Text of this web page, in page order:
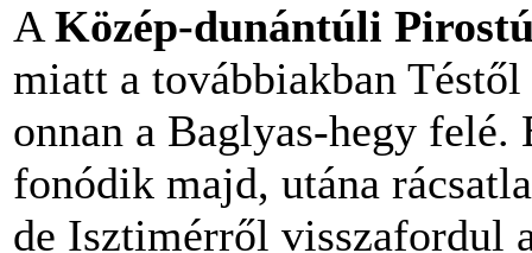
A Közép-dunántúli
miatt a továbbiakban
onnan a Baglyas-hegy felé.
fonódik majd, utána
de Isztimérről visszafordul